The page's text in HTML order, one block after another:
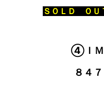
ＳＯＬＤ ＯＵ
④ＩＭ
８４